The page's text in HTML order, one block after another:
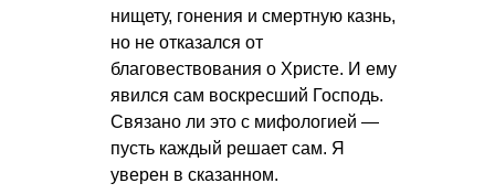
нищету, гонения и смертную казнь,
но не отказался от
благовествования о Христе. И ему
явился сам воскресший Господь.
Связано ли это с мифологией —
пусть каждый решает сам. Я
уверен в сказанном.